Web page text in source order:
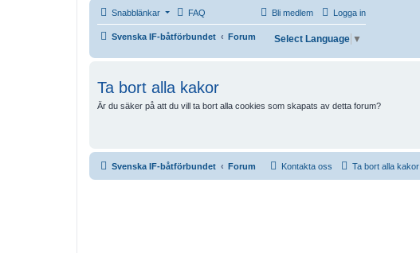
Snabblänkar FAQ Logga in
Bli medlem
Svenska IF-båtförbundet Forum Select Language ▼
Ta bort alla kakor
Är du säker på att du vill ta bort alla cookies som skapats av detta forum?
Svenska IF-båtförbundet Forum Ta bort alla kakor
Kontakta oss